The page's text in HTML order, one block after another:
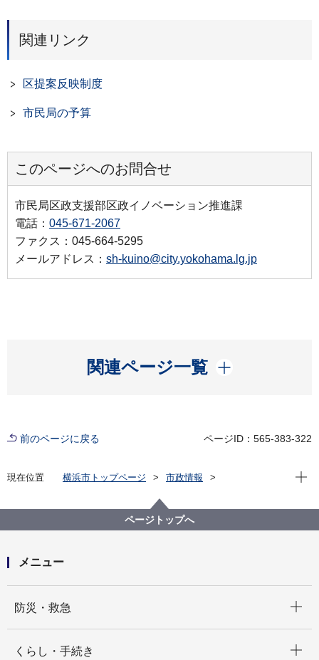
関連リンク
区提案反映制度
市民局の予算
このページへのお問合せ
市民局区政支援部区政イノベーション推進課
電話： 045-671-2067
ファクス：045-664-5295
メールアドレス： sh-kuino@city.yokohama.lg.jp
関連ページ一覧
開く
前のページに戻る ページID：565-383-322
現在位置 横浜市トップページ
市政情報
個性ある区づくり推進費
現在
ページトップへ
メニュー
防災・救急
くらし・手続き